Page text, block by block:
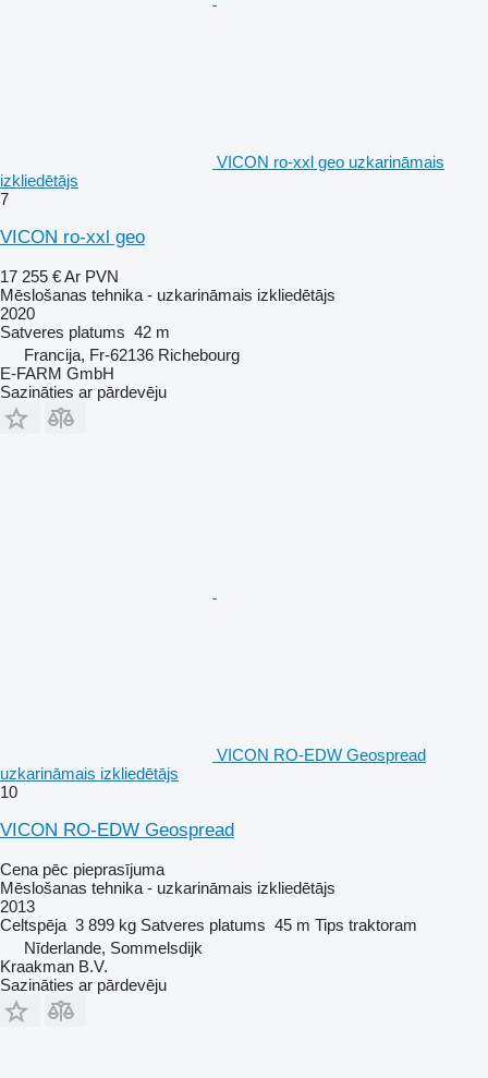
VICON ro-xxl geo uzkarināmais
izkliedētājs
7
VICON ro-xxl geo
17 255 €Ar PVN
Mēslošanas tehnika - uzkarināmais izkliedētājs
2020
Satveres platums 42 m
Francija, Fr-62136 Richebourg
E-FARM GmbH
Sazināties ar pārdevēju
VICON RO-EDW Geospread
uzkarināmais izkliedētājs
10
VICON RO-EDW Geospread
Cena pēc pieprasījuma
Mēslošanas tehnika - uzkarināmais izkliedētājs
2013
Celtspēja 3 899 kg Satveres platums 45 m Tips traktoram
Nīderlande, Sommelsdijk
Kraakman B.V.
Sazināties ar pārdevēju